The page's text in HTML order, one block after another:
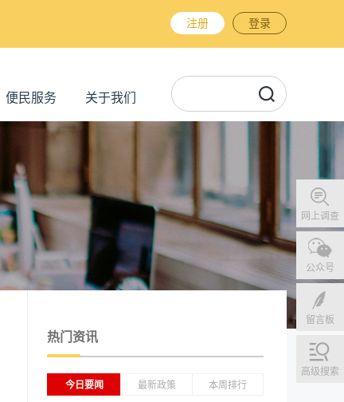
注册 登录
便民服务 关于我们
网上调查
公众号
留言板
高级搜索
热门资讯
今日要闻 最新政策 本周排行